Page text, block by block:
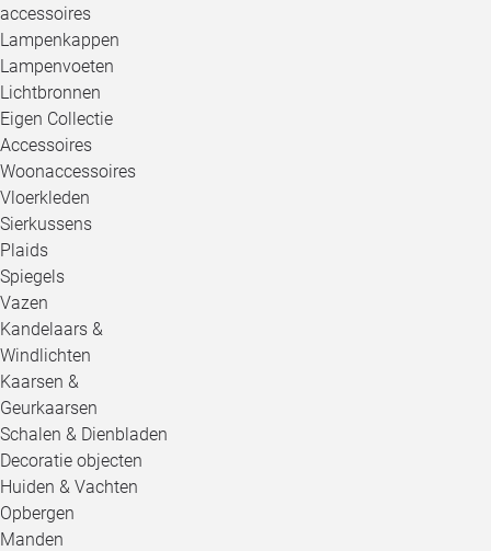
accessoires
Lampenkappen
Lampenvoeten
Lichtbronnen
Eigen Collectie
Accessoires
Woonaccessoires
Vloerkleden
Sierkussens
Plaids
Spiegels
Vazen
Kandelaars &
Windlichten
Kaarsen &
Geurkaarsen
Schalen & Dienbladen
Decoratie objecten
Huiden & Vachten
Opbergen
Manden